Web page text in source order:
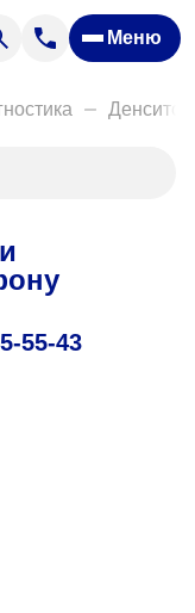
Меню
55-43